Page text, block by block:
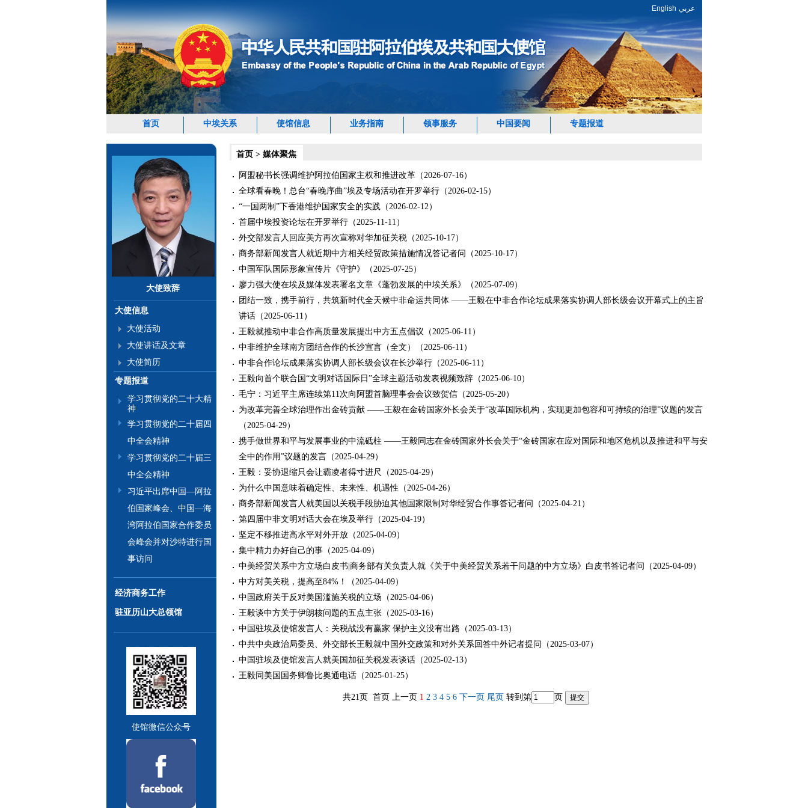
English عربي
首页 中埃关系 使馆信息 业务指南 领事服务 中国要闻 专题报道
大使致辞
大使信息
大使活动
大使讲话及文章
大使简历
专题报道
学习贯彻党的二十大精
神
学习贯彻党的二十届四
中全会精神
学习贯彻党的二十届三
中全会精神
习近平出席中国—阿拉
伯国家峰会、中国—海
湾阿拉伯国家合作委员
会峰会并对沙特进行国
事访问
经济商务工作
驻亚历山大总领馆
使馆微信公众号
首页> 媒体聚焦
阿盟秘书长强调维护阿拉伯国家主权和推进改革（2026-07-16）
全球看春晚！总台“春晚序曲”埃及专场活动在开罗举行（2026-02-15）
“一国两制”下香港维护国家安全的实践（2026-02-12）
首届中埃投资论坛在开罗举行（2025-11-11）
外交部发言人回应美方再次宣称对华加征关税（2025-10-17）
商务部新闻发言人就近期中方相关经贸政策措施情况答记者问（2025-10-17）
中国军队国际形象宣传片《守护》（2025-07-25）
廖力强大使在埃及媒体发表署名文章《蓬勃发展的中埃关系》（2025-07-09）
团结一致，携手前行，共筑新时代全天候中非命运共同体 ——王毅在中非合作论坛成果落实协调人部长级会议开幕式上的主旨
讲话（2025-06-11）
王毅就推动中非合作高质量发展提出中方五点倡议（2025-06-11）
中非维护全球南方团结合作的长沙宣言（全文）（2025-06-11）
中非合作论坛成果落实协调人部长级会议在长沙举行（2025-06-11）
王毅向首个联合国“文明对话国际日”全球主题活动发表视频致辞（2025-06-10）
毛宁：习近平主席连续第11次向阿盟首脑理事会会议致贺信（2025-05-20）
为改革完善全球治理作出金砖贡献 ——王毅在金砖国家外长会关于“改革国际机构，实现更加包容和可持续的治理”议题的发言
（2025-04-29）
携手做世界和平与发展事业的中流砥柱 ——王毅同志在金砖国家外长会关于“金砖国家在应对国际和地区危机以及推进和平与安
全中的作用”议题的发言（2025-04-29）
王毅：妥协退缩只会让霸凌者得寸进尺（2025-04-29）
为什么中国意味着确定性、未来性、机遇性（2025-04-26）
商务部新闻发言人就美国以关税手段胁迫其他国家限制对华经贸合作事答记者问（2025-04-21）
第四届中非文明对话大会在埃及举行（2025-04-19）
坚定不移推进高水平对外开放（2025-04-09）
集中精力办好自己的事（2025-04-09）
中美经贸关系中方立场白皮书|商务部有关负责人就《关于中美经贸关系若干问题的中方立场》白皮书答记者问（2025-04-09）
中方对美关税，提高至84%！（2025-04-09）
中国政府关于反对美国滥施关税的立场（2025-04-06）
王毅谈中方关于伊朗核问题的五点主张（2025-03-16）
中国驻埃及使馆发言人：关税战没有赢家 保护主义没有出路（2025-03-13）
中共中央政治局委员、外交部长王毅就中国外交政策和对外关系回答中外记者提问（2025-03-07）
中国驻埃及使馆发言人就美国加征关税发表谈话（2025-02-13）
王毅同美国国务卿鲁比奥通电话（2025-01-25）
共21页 首页 上一页 1 2 3 4 5 6 下一页 尾页 转到第 页